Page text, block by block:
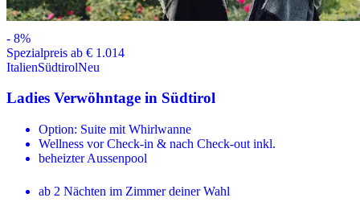
- 8%
Spezialpreis ab € 1.014
ItalienSüdtirolNeu
Ladies Verwöhntage in Südtirol
Option: Suite mit Whirlwanne
Wellness vor Check-in & nach Check-out inkl.
beheizter Aussenpool
ab 2 Nächten im Zimmer deiner Wahl